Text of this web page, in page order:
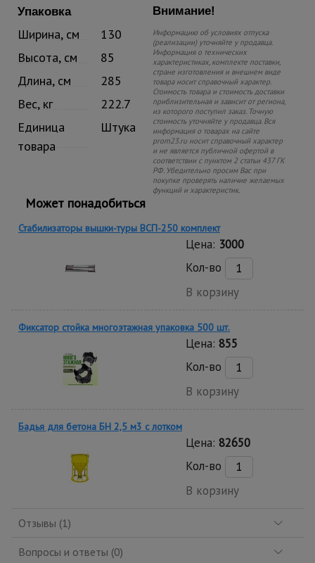
Упаковка
Ширина, см
130
Высота, см
85
Длина, см
285
Вес, кг
222.7
Единица
товара
Штука
Внимание!
Информацию об условиях отпуска
(реализации) уточняйте у продавца.
Информация о технических
характеристиках, комплекте поставки,
стране изготовления и внешнем виде
товара носит справочный характер.
Стоимость товара и стоимость доставки
приблизительная и зависит от региона,
из которого поступил заказ. Точную
стоимость уточняйте у продавца. Вся
информация о товарах на сайте
prom23.ru носит справочный характер
и не является публичной офертой в
соответствии с пунктом 2 статьи 437 ГК
РФ. Убедительно просим Вас при
покупке проверять наличие желаемых
функций и характеристик.
Может понадобиться
Стабилизаторы вышки-туры ВСП-250 комплект
Цена: 3000
Кол-во
В корзину
Фиксатор стойка многоэтажная упаковка 500 шт.
Цена: 855
Кол-во
В корзину
Бадья для бетона БН 2,5 м3 с лотком
Цена: 82650
Кол-во
В корзину
Отзывы (1)
Вопросы и ответы (0)